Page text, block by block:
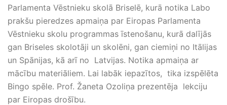
Parlamenta Vēstnieku skolā Briselē, kurā notika Labo
prakšu pieredzes apmaiņa par Eiropas Parlamenta
Vēstnieku skolu programmas īstenošanu, kurā dalījās
gan Briseles skolotāji un skolēni, gan ciemiņi no Itālijas
un Spānijas, kā arī no Latvijas. Notika apmaiņa ar
mācību materiāliem. Lai labāk iepazītos, tika izspēlēta
Bingo spēle. Prof. Žaneta Ozoliņa prezentēja lekciju
par Eiropas drošību.